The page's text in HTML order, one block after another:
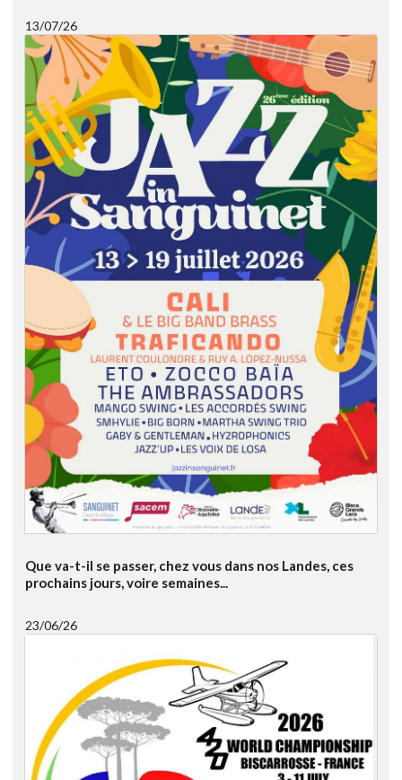
13/07/26
Que va-t-il se passer, chez vous dans nos Landes, ces
prochains jours, voire semaines...
23/06/26